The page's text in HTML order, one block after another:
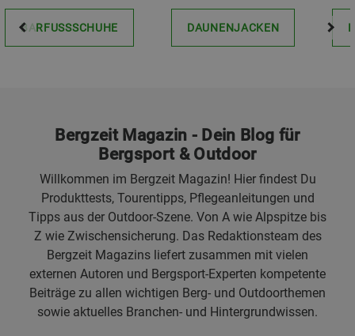
BARFUSSSCHUHE DAUNENJACKEN
Bergzeit Magazin - Dein Blog für
Bergsport & Outdoor
Willkommen im Bergzeit Magazin! Hier findest Du
Produkttests, Tourentipps, Pflegeanleitungen und
Tipps aus der Outdoor-Szene. Von A wie Alpspitze bis
Z wie Zwischensicherung. Das Redaktionsteam des
Bergzeit Magazins liefert zusammen mit vielen
externen Autoren und Bergsport-Experten kompetente
Beiträge zu allen wichtigen Berg- und Outdoorthemen
sowie aktuelles Branchen- und Hintergrundwissen.